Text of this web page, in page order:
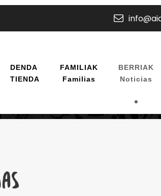
DENDA
TIENDA
FAMILIAK
Familias
BERRIAK
Noticias